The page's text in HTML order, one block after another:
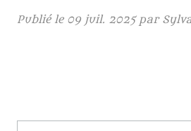
Publié le 09 juil. 2025par